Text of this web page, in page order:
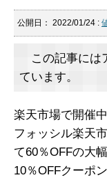
公開日： 2022/01/24 :
この記事には
ています。
楽天市場で開催
フォッシル楽天
て60％OFFの大
10％OFFクーポ